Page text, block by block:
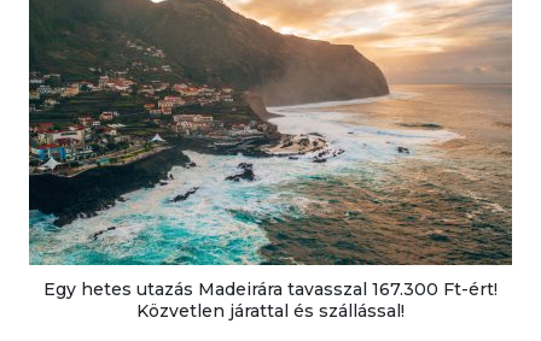
Egy hetes utazás Madeirára tavasszal 167.300 Ft-ért!
Közvetlen járattal és szállással!